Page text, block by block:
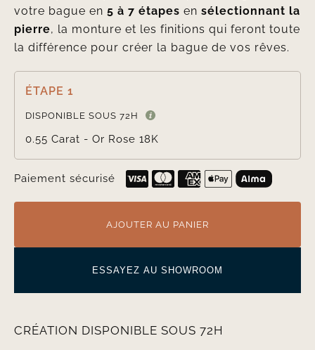
votre bague en 5 à 7 étapes en sélectionnant la
pierre, la monture et les finitions qui feront toute
la différence pour créer la bague de vos rêves.
ÉTAPE 1
DISPONIBLE SOUS 72H
0.55 Carat - Or Rose 18K
Paiement sécurisé
AJOUTER AU PANIER
ESSAYEZ AU SHOWROOM
CRÉATION DISPONIBLE SOUS 72H